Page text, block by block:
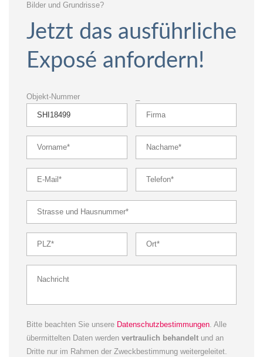
Bilder und Grundrisse?
Jetzt das ausführliche
Exposé anfordern!
Objekt-Nummer
Bitte beachten Sie unsere Datenschutzbestimmungen. Alle
übermittelten Daten werden vertraulich behandelt und an
Dritte nur im Rahmen der Zweckbestimmung weitergeleitet.